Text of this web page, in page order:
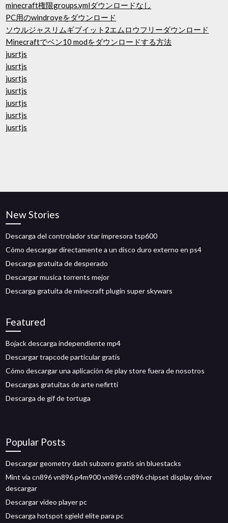
minecraft権限groups.ymlダウンロードなし
PC用のwindroyeをダウンロード
ソウルジャスリムギブイット2エムロウフリーダウンロード
Minecraftでベン10 modをダウンロードする方法
jusrtjs
jusrtjs
jusrtjs
jusrtjs
jusrtjs
jusrtjs
jusrtjs
New Stories
Descarga del controlador star impresora tsp600
Cómo descargar directamente a un disco duro externo en ps4
Descarga gratuita de desperado
Descargar musica torrents mejor
Descarga gratuita de minecraft plugin super skywars
Featured
Bojack descarga independiente mp4
Descargar trapcode particular gratis
Cómo descargar una aplicación de play store fuera de nosotros
Descargas gratuitas de arte nefirtti
Descarga de gif de tortuga
Popular Posts
Descargar geometry dash subzero gratis sin bluestacks
Mint vía cn896 vn896 p4m900 vn896 cn896 chipset display driver
descargar
Descargar video player pc
Descarga hotspot sgield elite para pc